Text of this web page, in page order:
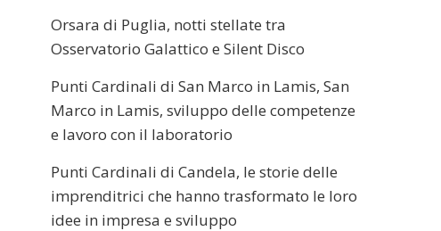
Orsara di Puglia, notti stellate tra
Osservatorio Galattico e Silent Disco
Punti Cardinali di San Marco in Lamis, San
Marco in Lamis, sviluppo delle competenze
e lavoro con il laboratorio
Punti Cardinali di Candela, le storie delle
imprenditrici che hanno trasformato le loro
idee in impresa e sviluppo